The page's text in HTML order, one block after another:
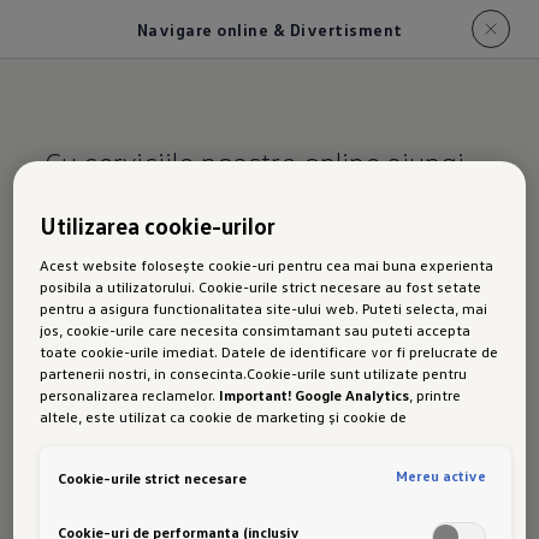
Navigare online & Divertisment
Cu serviciile noastre online ajungi
Navigare online și
divertisment în ID.
Polo
Cu navigația online a sistemului tău opțional,
Utilizarea cookie-urilor
Acest website folosește cookie-uri pentru cea mai buna experienta
posibila a utilizatorului. Cookie-urile strict necesare au fost setate
pentru a asigura functionalitatea site-ului web. Puteti selecta, mai
jos, cookie-urile care necesita consimtamant sau puteti accepta
toate cookie-urile imediat. Datele de identificare vor fi prelucrate de
partenerii nostri, in consecinta.Cookie-urile sunt utilizate pentru
personalizarea reclamelor. Important! Google Analytics, printre
altele, este utilizat ca cookie de marketing și cookie de
protectie a datelor decat Uniunea Europeana. Prin urmare, nu poate
date datorita legislatiei actuale. Ca urmare, interferenta cu
Cookie-urile strict necesare Mereu active
Cookie-uri de performanta (inclusiv